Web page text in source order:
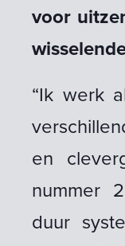
voor
“Ik werk
en
nummer
duur